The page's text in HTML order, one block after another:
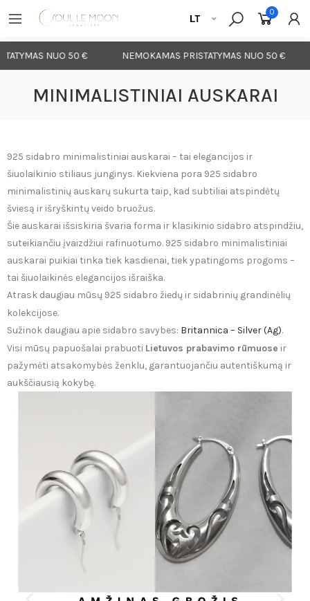
NUO 50 € NEMOKAMAS PRISTATYMAS NUO 50 €
0
MINIMALISTINIAI AUSKARAI
925 sidabro minimalistiniai auskarai – tai elegancijos ir
šiuolaikinio stiliaus junginys. Kiekviena pora 925 sidabro
minimalistinių auskarų sukurta taip, kad subtiliai atspindėtų
šviesą ir išryškintų veido bruožus.
Šie auskarai išsiskiria švaria forma ir klasikinio sidabro atspindžiu,
suteikiančiu įvaizdžiui rafinuotumo. 925 sidabro minimalistiniai
auskarai puikiai tinka tiek kasdienai, tiek ypatingoms progoms –
tai šiuolaikinės elegancijos išraiška.
Atrask daugiau mūsų 925 sidabro žiedų ir sidabrinių grandinėlių
kolekcijose.
Sužinok daugiau apie sidabro savybes: Britannica – Silver (Ag).
Visi mūsų papuošalai prabuoti Lietuvos prabavimo rūmuose ir
pažymėti atsakomybės ženklu, garantuojančiu autentiškumą ir
aukščiausią kokybę.